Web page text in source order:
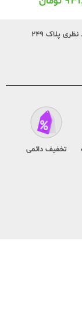
تخفیف دائمی